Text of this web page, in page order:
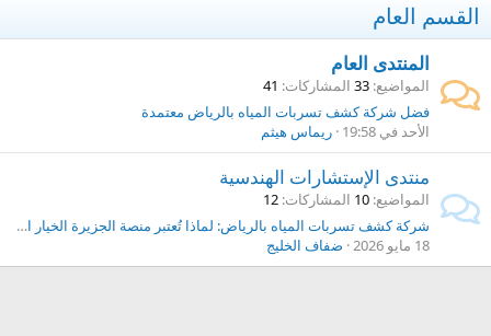
القسم العام
المنتدى العام
المواضيع 33 المشاركات 41
فضل شركة كشف تسربات المياه بالرياض معتمدة
الأحد في 19:58
ريماس هيثم
منتدى الإستشارات الهندسية
المواضيع 10 المشاركات 12
شركة كشف تسربات المياه بالرياض: لماذا تُعتبر منصة الجزيرة الخيار الأول؟
18 مايو 2026
ضفاف الخليج